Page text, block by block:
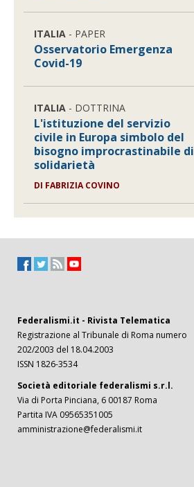
ITALIA - PAPER
Osservatorio Emergenza
Covid-19
ITALIA - DOTTRINA
L'istituzione del servizio
civile in Europa simbolo del
bisogno improcrastinabile di
solidarietà
DI FABRIZIA COVINO
Federalismi.it - Rivista Telematica
Registrazione al Tribunale di Roma numero
202/2003 del 18.04.2003
ISSN 1826-3534
Società editoriale federalismi s.r.l.
Via di Porta Pinciana, 6 00187 Roma
Partita IVA 09565351005
amministrazione@federalismi.it